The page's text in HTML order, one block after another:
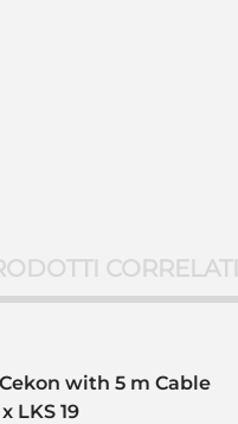
CORRELATI
with 5 m Cable
LKS 19